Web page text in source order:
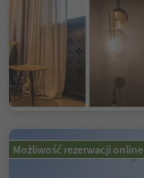
Możliwość rezerwacji online